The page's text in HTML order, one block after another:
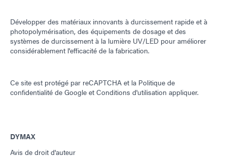
Développer des matériaux innovants à durcissement rapide et à
photopolymérisation, des équipements de dosage et des
systèmes de durcissement à la lumière UV/LED pour améliorer
considérablement l'efficacité de la fabrication.
Ce site est protégé par reCAPTCHA et la Politique de
confidentialité de Google etConditions d'utilisation appliquer.
DYMAX
Avis de droit d'auteur